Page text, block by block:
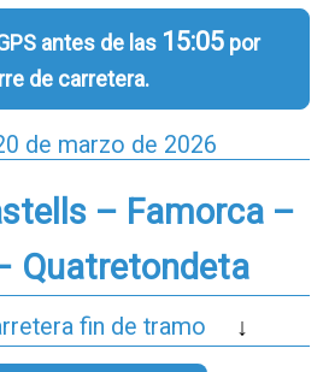
antes de las 15:05por
de carretera.
de marzo de 2026
– Famorca –
Quatretondeta
fin de tramo ↓